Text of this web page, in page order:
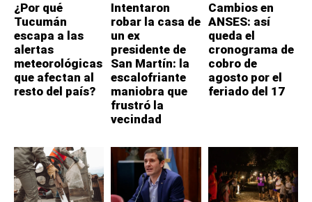
¿Por qué
Tucumán
escapa a las
alertas
meteorológicas
que afectan al
resto del país?
Intentaron
robar la casa de
un ex
presidente de
San Martín: la
escalofriante
maniobra que
frustró la
vecindad
Cambios en
ANSES: así
queda el
cronograma de
cobro de
agosto por el
feriado del 17